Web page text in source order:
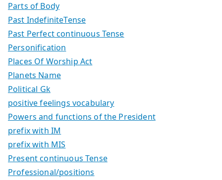
Parts of Body
Past IndefiniteTense
Past Perfect continuous Tense
Personification
Places Of Worship Act
Planets Name
Political Gk
positive feelings vocabulary
Powers and functions of the President
prefix with IM
prefix with MIS
Present continuous Tense
Professional/positions